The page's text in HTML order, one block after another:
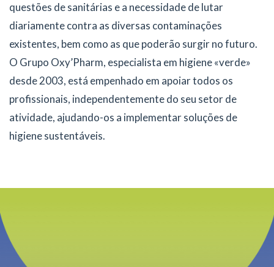
questões de sanitárias e a necessidade de lutar
diariamente contra as diversas contaminações
existentes, bem como as que poderão surgir no futuro.
O Grupo Oxy’Pharm, especialista em higiene «verde»
desde 2003, está empenhado em apoiar todos os
profissionais, independentemente do seu setor de
atividade, ajudando-os a implementar soluções de
higiene sustentáveis.